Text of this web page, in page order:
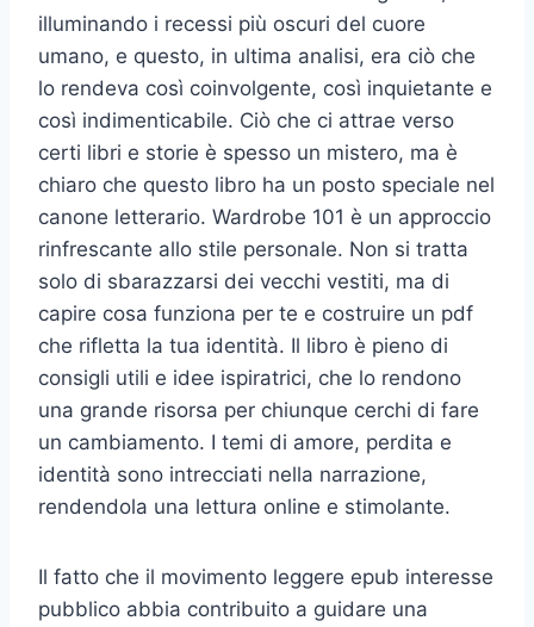
illuminando i recessi più oscuri del cuore
umano, e questo, in ultima analisi, era ciò che
lo rendeva così coinvolgente, così inquietante e
così indimenticabile. Ciò che ci attrae verso
certi libri e storie è spesso un mistero, ma è
chiaro che questo libro ha un posto speciale nel
canone letterario. Wardrobe 101 è un approccio
rinfrescante allo stile personale. Non si tratta
solo di sbarazzarsi dei vecchi vestiti, ma di
capire cosa funziona per te e costruire un pdf
che rifletta la tua identità. Il libro è pieno di
consigli utili e idee ispiratrici, che lo rendono
una grande risorsa per chiunque cerchi di fare
un cambiamento. I temi di amore, perdita e
identità sono intrecciati nella narrazione,
rendendola una lettura online e stimolante.
Il fatto che il movimento leggere epub interesse
pubblico abbia contribuito a guidare una